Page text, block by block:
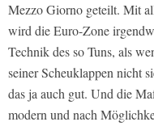
Mezzo Giorno geteilt. Mit
wird die Euro-Zone
Technik des so Tuns, als
seiner Scheuklappen nicht
das ja auch gut. Und die
modern und nach